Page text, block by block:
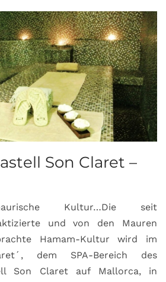
Son Claret –
Kultur…Die seit
und von den Mauren
Hamam-Kultur wird im
dem SPA-Bereich des
Son Claret auf Mallorca, in